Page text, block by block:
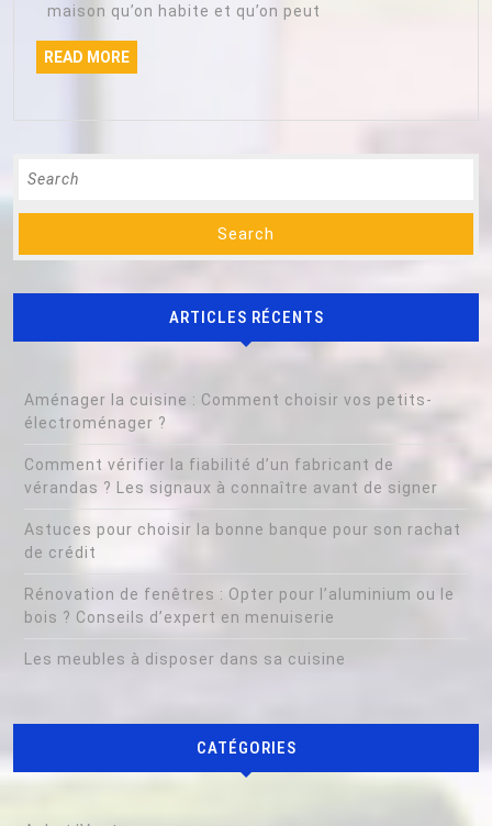
maison qu’on habite et qu’on peut
READ MOREREAD
MORE
Search
ARTICLES RÉCENTS
Aménager la cuisine : Comment choisir vos petits-
électroménager ?
Comment vérifier la fiabilité d’un fabricant de
vérandas ? Les signaux à connaître avant de signer
Astuces pour choisir la bonne banque pour son rachat
de crédit
Rénovation de fenêtres : Opter pour l’aluminium ou le
bois ? Conseils d’expert en menuiserie
Les meubles à disposer dans sa cuisine
CATÉGORIES